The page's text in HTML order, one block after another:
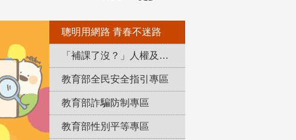
聰明用網路 青春不迷路
「補課了沒？」人權及轉型正義教育專區
教育部全民安全指引專區
教育部詐騙防制專區
教育部性別平等專區